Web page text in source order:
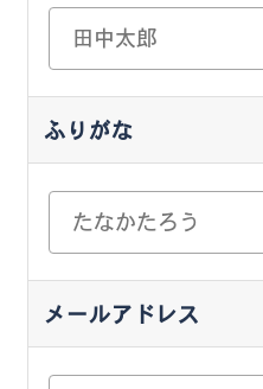
ふりがな
メールアドレス